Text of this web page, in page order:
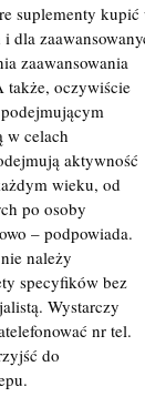
suplementy
dla
zaawansowania
także, oczywiście
w celach
aktywność
wieku, od
po osoby
– podpowiada.
należy
specyfików bez
Wystarczy
nr tel.
do